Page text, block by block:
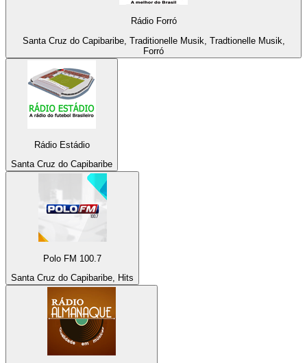
Rádio Forró
Santa Cruz do Capibaribe, Traditionelle Musik, Tradtionelle Musik,
Forró
Rádio Estádio
Santa Cruz do Capibaribe
Polo FM 100.7
Santa Cruz do Capibaribe, Hits